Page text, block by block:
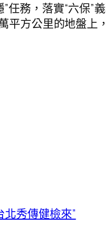
任務，落實“六保
平方公里的地盤
北秀傳健檢來”